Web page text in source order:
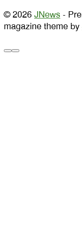
© 2026 JNews -
magazine theme by